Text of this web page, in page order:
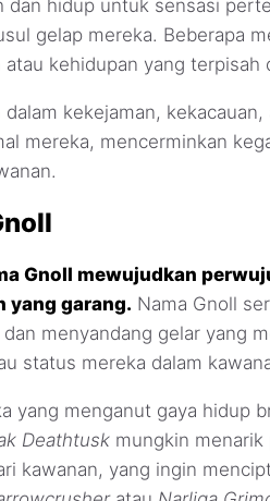
dan hidup untuk sensasi
gelap mereka. Beberapa
atau kehidupan yang terpisah
dalam kekejaman,
mereka, mencerminkan
Gnoll mewujudkan
yang garang. Nama Gnoll
dan menyandang gelar yang
status mereka dalam
yang menganut gaya hidup
Deathtusk mungkin menarik
kawanan, yang ingin